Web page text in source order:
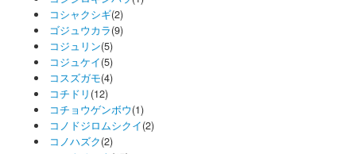
コシャクシギ(2)
ゴジュウカラ(9)
コジュリン(5)
コジュケイ(5)
コスズガモ(4)
コチドリ (12)
コチョウゲンボウ(1)
コノドジロムシクイ(2)
コノハズク(2)